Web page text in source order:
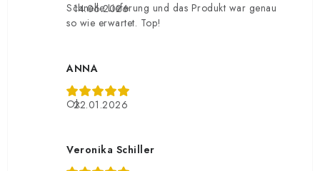
14.06.2026
Schnelle Lieferung und das Produkt war genau
so wie erwartet. Top!
ANNA
22.01.2026
Ok
Veronika Schiller